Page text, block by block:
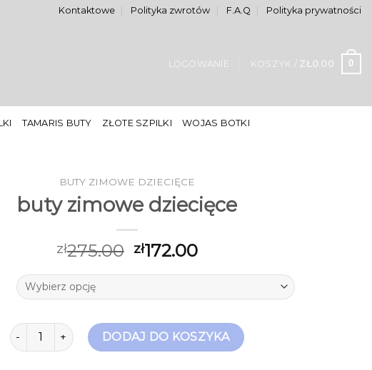
Kontaktowe Polityka zwrotów F.A.Q Polityka prywatności
LOGOWANIE KOSZYK / ZŁ 0.00 0
TAMARIS BUTY ZŁOTE SZPILKI WOJAS BOTKI
BUTY ZIMOWE DZIECIĘCE
buty zimowe dziecięce
zł275.00 zł172.00
ilość buty zimowe dziecięceDODAJ DO KOSZYKA